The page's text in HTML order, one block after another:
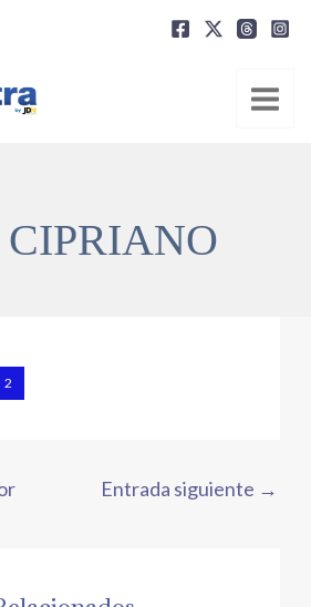
2
Entrada siguiente →